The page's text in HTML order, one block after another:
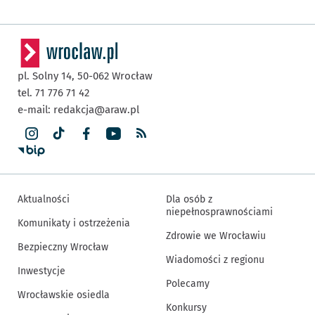
pl. Solny 14, 50-062 Wrocław
tel. 71 776 71 42
e-mail: redakcja@araw.pl
Aktualności
Komunikaty i ostrzeżenia
Bezpieczny Wrocław
Inwestycje
Wrocławskie osiedla
Dla osób z
niepełnosprawnościami
Zdrowie we Wrocławiu
Wiadomości z regionu
Polecamy
Konkursy